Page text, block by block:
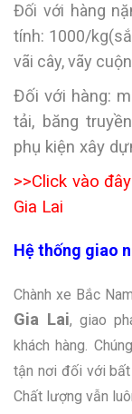
Đối với hàng
tính: 1000/
vãi cây, vãy
Đối với hàng:
tải, băng
phụ kiện xây
>>Click vào
Gia Lai
Hệ thống giao
Chành xe Bắc
Gia Lai, giao
khách hàng.
tận nơi đối với bất
Chất lượng vẫn